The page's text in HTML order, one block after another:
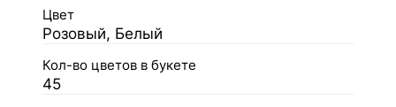
Цвет
Розовый, Белый
Кол-во цветов в букете
45